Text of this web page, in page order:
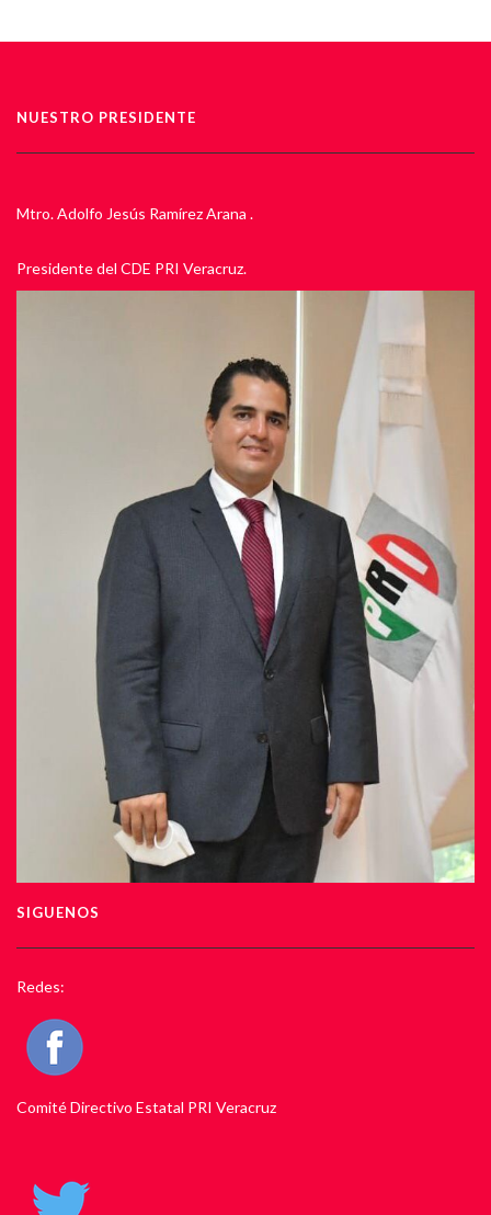
NUESTRO PRESIDENTE
Mtro. Adolfo Jesús Ramírez Arana .
Presidente del CDE PRI Veracruz.
SIGUENOS
Redes:
Comité Directivo Estatal PRI Veracruz